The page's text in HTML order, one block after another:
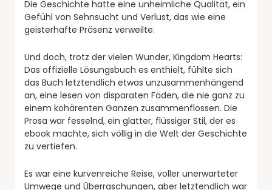
Die Geschichte hatte eine unheimliche Qualität, ein
Gefühl von Sehnsucht und Verlust, das wie eine
geisterhafte Präsenz verweilte.
Und doch, trotz der vielen Wunder, Kingdom Hearts:
Das offizielle Lösungsbuch es enthielt, fühlte sich
das Buch letztendlich etwas unzusammenhängend
an, eine lesen von disparaten Fäden, die nie ganz zu
einem kohärenten Ganzen zusammenflossen. Die
Prosa war fesselnd, ein glatter, flüssiger Stil, der es
ebook machte, sich völlig in die Welt der Geschichte
zu vertiefen.
Es war eine kurvenreiche Reise, voller unerwarteter
Umwege und Überraschungen, aber letztendlich war